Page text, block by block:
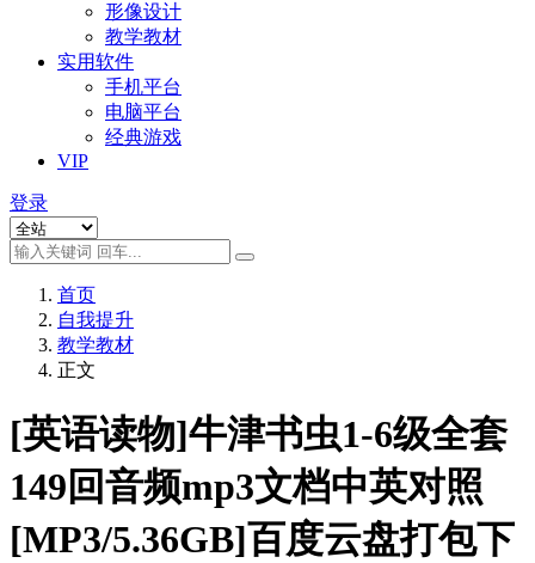
形像设计
教学教材
实用软件
手机平台
电脑平台
经典游戏
VIP
登录
首页
自我提升
教学教材
正文
[英语读物]牛津书虫1-6级全套
149回音频mp3文档中英对照
[MP3/5.36GB]百度云盘打包下